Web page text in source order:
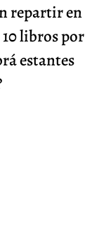
repartir en
libros por
estantes